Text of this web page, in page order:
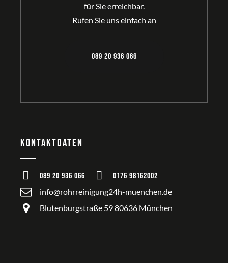
für Sie erreichbar.
Rufen Sie uns einfach an
089 20 936 066
Kontaktdaten
089 20 936 066
0176 98162002
info@rohrreinigung24h-muenchen.de
Blutenburgstraße 59 80636 München